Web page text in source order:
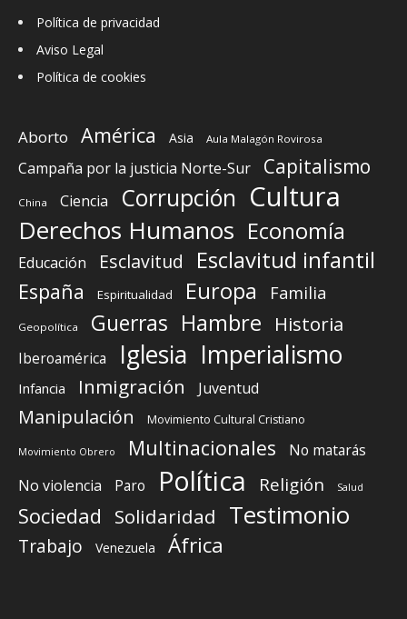
Política de privacidad
Aviso Legal
Política de cookies
Aborto América Asia Aula Malagón Rovirosa
Campaña por la justicia Norte-Sur Capitalismo
China Ciencia Corrupción Cultura
Derechos Humanos Economía
Educación Esclavitud Esclavitud infantil
España Espiritualidad Europa Familia
Geopolítica Guerras Hambre Historia
Iberoamérica Iglesia Imperialismo
Infancia Inmigración Juventud
Manipulación Movimiento Cultural Cristiano
Movimiento Obrero Multinacionales
No matarás
No violencia
Paro Política Religión Salud
Sociedad Solidaridad Testimonio
Trabajo Venezuela África